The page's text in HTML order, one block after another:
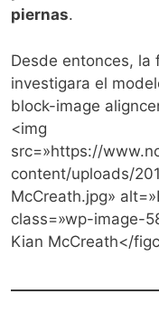
piernas.
Desde entonces, la
investigara el
block-image
<img
src=»https://
content/uploads/
McCreath.jpg»
class=»wp-image-
Kian McCreath</